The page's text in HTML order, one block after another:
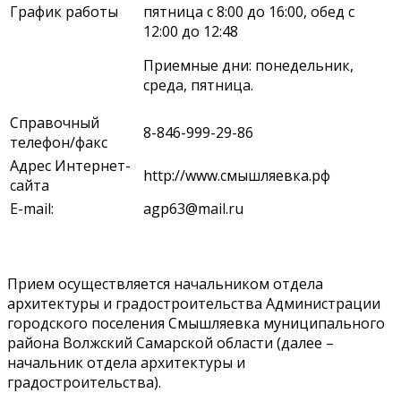
График работы
пятница с 8:00 до 16:00, обед с
12:00 до 12:48
Приемные дни: понедельник,
среда, пятница.
Справочный
телефон/факс
8-846-999-29-86
Адрес Интернет-
сайта
http://www.смышляевка.рф
E-mail:
agp63@mail.ru
Прием осуществляется начальником отдела
архитектуры и градостроительства Администрации
городского поселения Смышляевка муниципального
района Волжский Самарской области (далее –
начальник отдела архитектуры и
градостроительства).